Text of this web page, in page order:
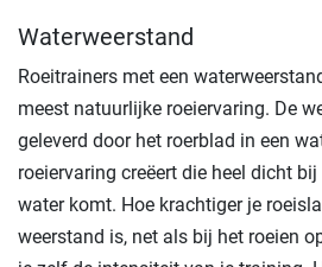
Waterweerstand
Roeitrainers met een
meest natuurlijke roeiervaring. De
geleverd door het roerblad in een
roeiervaring creëert die heel dicht
water komt. Hoe krachtiger je
weerstand is, net als bij het roeien